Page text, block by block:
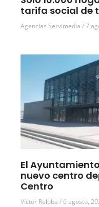
tarifa social de
Agencias Servimedia 7
El
nuevo centro
Centro
Víctor Reloba 6 agosto,